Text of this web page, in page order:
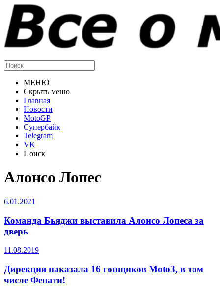
МЕНЮ
Скрыть меню
Главная
Новости
MotoGP
Супербайк
Telegram
VK
Поиск
Алонсо Лопес
6.01.2021
Команда Бьяджи выставила Алонсо Лопеса за
дверь
11.08.2019
Дирекция наказала 16 гонщиков Moto3, в том
числе Фенати!